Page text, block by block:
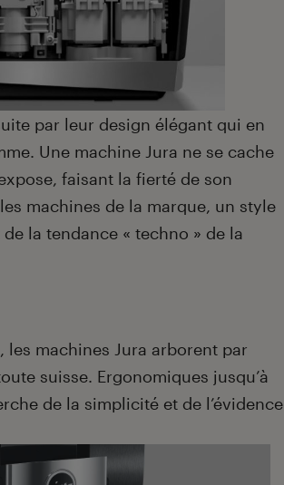
par leur design élégant qui en
Une machine Jura ne se cache
faisant la fierté de son
machines de la marque, un style
la tendance « techno » de la
les machines Jura arborent par
suisse. Ergonomiques jusqu’à
de la simplicité et de l’évidence